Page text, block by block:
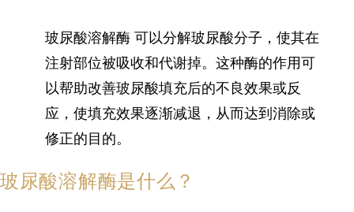
玻尿酸溶解酶 可以分解玻尿酸分子，使其在
注射部位被吸收和代谢掉。这种酶的作用可
以帮助改善玻尿酸填充后的不良效果或反
应，使填充效果逐渐减退，从而达到消除或
修正的目的。
玻尿酸溶解酶是什么？